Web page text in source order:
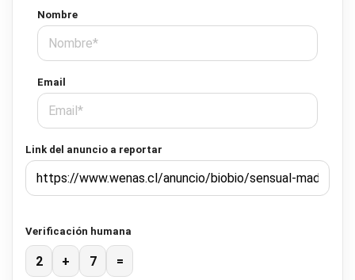
Nombre
Email
Link del anuncio a reportar
Verificación humana
2 + 7 =